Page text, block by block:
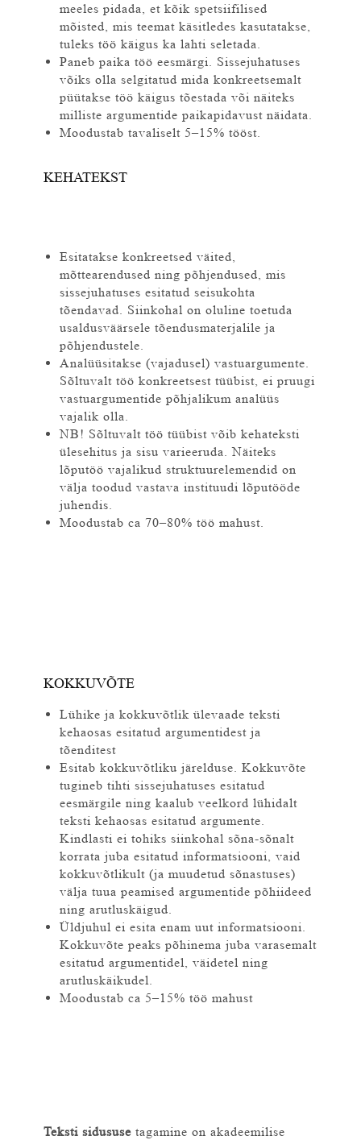
meeles pidada, et kõik spetsiifilised
mõisted, mis teemat käsitledes kasutatakse,
tuleks töö käigus ka lahti seletada.
Paneb paika töö eesmärgi. Sissejuhatuses
võiks olla selgitatud mida konkreetsemalt
püütakse töö käigus tõestada või näiteks
milliste argumentide paikapidavust näidata.
Moodustab tavaliselt 5–15% tööst.
KEHATEKST
Esitatakse konkreetsed väited,
mõttearendused ning põhjendused, mis
sissejuhatuses esitatud seisukohta
tõendavad. Siinkohal on oluline toetuda
usaldusväärsele tõendusmaterjalile ja
põhjendustele.
Analüüsitakse (vajadusel) vastuargumente.
Sõltuvalt töö konkreetsest tüübist, ei pruugi
vastuargumentide põhjalikum analüüs
vajalik olla.
NB! Sõltuvalt töö tüübist võib kehateksti
ülesehitus ja sisu varieeruda. Näiteks
lõputöö vajalikud struktuurelemendid on
välja toodud vastava instituudi lõputööde
juhendis.
Moodustab ca 70–80% töö mahust.
KOKKUVÕTE
Lühike ja kokkuvõtlik ülevaade teksti
kehaosas esitatud argumentidest ja
tõenditest
Esitab kokkuvõtliku järelduse. Kokkuvõte
tugineb tihti sissejuhatuses esitatud
eesmärgile ning kaalub veelkord lühidalt
teksti kehaosas esitatud argumente.
Kindlasti ei tohiks siinkohal sõna-sõnalt
korrata juba esitatud informatsiooni, vaid
kokkuvõtlikult (ja muudetud sõnastuses)
välja tuua peamised argumentide põhiideed
ning arutluskäigud.
Üldjuhul ei esita enam uut informatsiooni.
Kokkuvõte peaks põhinema juba varasemalt
esitatud argumentidel, väidetel ning
arutluskäikudel.
Moodustab ca 5–15% töö mahust
Teksti sidususe tagamine on akadeemilise